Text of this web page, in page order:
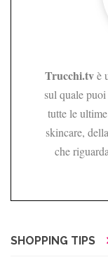
Trucchi.tvè
sul quale
tutte le
skincare,
che
SHOPPING TIPS